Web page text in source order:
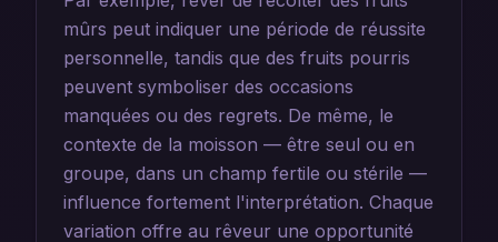
mûrs peut indiquer une période de réussite
personnelle, tandis que des fruits pourris
peuvent symboliser des occasions
manquées ou des regrets. De même, le
contexte de la moisson — être seul ou en
groupe, dans un champ fertile ou stérile —
influence fortement l'interprétation. Chaque
variation offre au rêveur une opportunité